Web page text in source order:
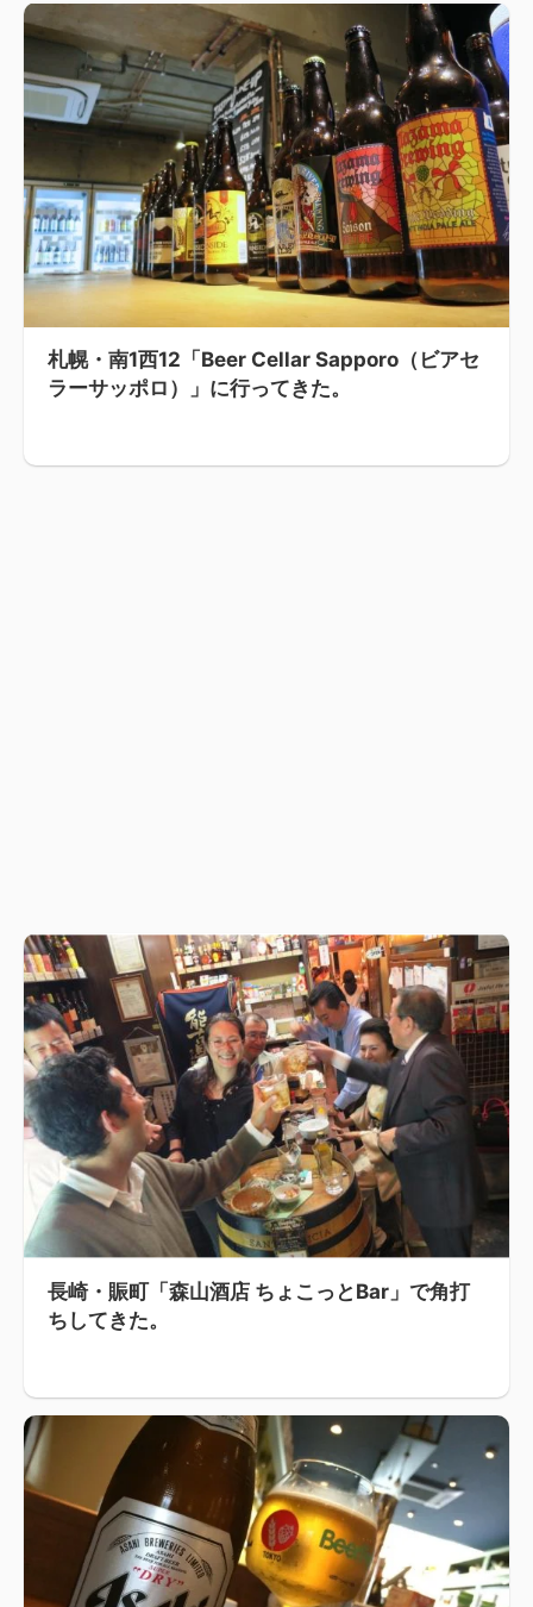
札幌・南1西12「Beer Cellar Sapporo（ビアセ
ラーサッポロ）」に行ってきた。
長崎・賑町「森山酒店 ちょこっとBar」で角打
ちしてきた。